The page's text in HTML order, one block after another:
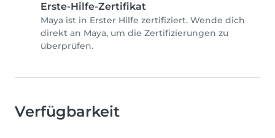
Erste-Hilfe-Zertifikat
Maya ist in Erster Hilfe zertifiziert. Wende dich
direkt an Maya, um die Zertifizierungen zu
überprüfen.
Verfügbarkeit